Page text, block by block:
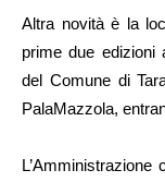
Altra novità è la
prime due edizioni
del Comune di
PalaMazzola,